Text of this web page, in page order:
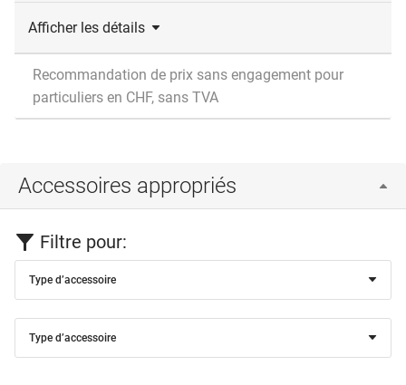
Afficher les détails
Recommandation de prix sans engagement pour
particuliers en CHF, sans TVA
Accessoires appropriés
Filtre pour:
Type d’accessoire
Type d’accessoire